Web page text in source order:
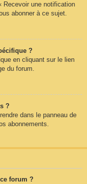
Recevoir une notification
abonner à ce sujet.
?
en cliquant sur le lien
du forum.
?
dans le panneau de
abonnements.
forum ?